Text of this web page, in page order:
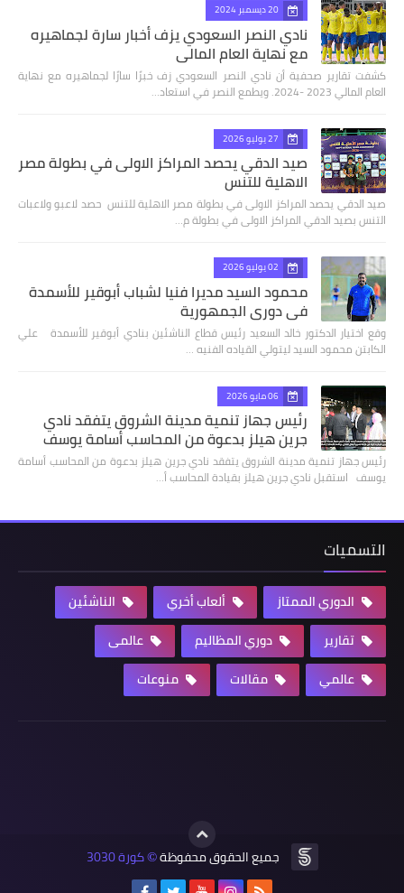
20 ديسمبر 2024
نادي النصر السعودي يزف أخبار سارة لجماهيره
مع نهاية العام المالي
كشفت تقارير صحفية أن نادي النصر السعودي زف خبرًا سارًا لجماهيره مع نهاية
العام المالي 2023 -2024. ويطمع النصر في استعاد…
27 يوليو 2026
صيد الدقي يحصد المراكز الاولى في بطولة مصر
الاهلية للتنس
صيد الدقي يحصد المراكز الاولى في بطولة مصر الاهلية للتنس حصد لاعبو ولاعبات
التنس بصيد الدقي المراكز الاولى في بطولة م…
02 يوليو 2026
محمود السيد مديرا فنيا لشباب أبوقير للأسمدة
في دوري الجمهورية
وقع اختيار الدكتور خالد السعيد رئيس قطاع الناشئين بنادي أبوقير للأسمدة علي
الكابتن محمود السيد ليتولي القياده الفنيه …
06 مايو 2026
رئيس جهاز تنمية مدينة الشروق يتفقد نادي
جرين هيلز بدعوة من المحاسب أسامة يوسف
رئيس جهاز تنمية مدينة الشروق يتفقد نادي جرين هيلز بدعوة من المحاسب أسامة
يوسف استقبل نادي جرين هيلز بقيادة المحاسب أ…
التسميات
الدوري الممتاز ألعاب أخري
الناشئين
تقارير
دوري المظاليم
عالمى
عالمي
مقالات منوعات
جميع الحقوق محفوظة © كورة 3030